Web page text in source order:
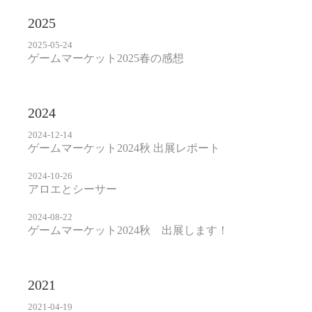
2025
2025-05-24
ゲームマーケット2025春の感想
2024
2024-12-14
ゲームマーケット2024秋 出展レポート
2024-10-26
アロエとシーサー
2024-08-22
ゲームマーケット2024秋 出展します！
2021
2021-04-19